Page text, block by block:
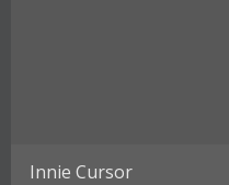
Innie Cursor